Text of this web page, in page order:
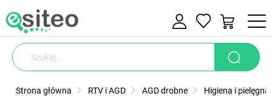
Strona główna RTV i AGD AGD drobne Higiena i